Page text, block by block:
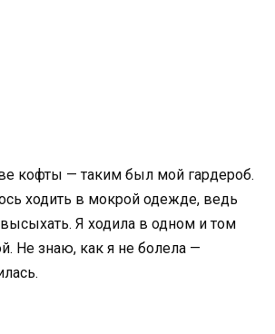
кофты — таким был мой гардероб.
ходить в мокрой одежде, ведь
Я ходила в одном и том
Не знаю, как я не болела —